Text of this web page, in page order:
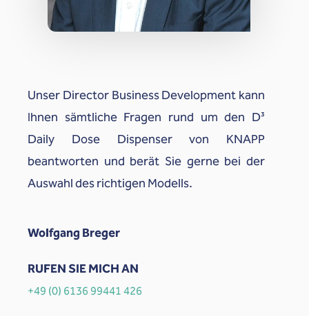
Unser Director Business Development kann
Ihnen sämtliche Fragen rund um den D³
Daily Dose Dispenser von KNAPP
beantworten und berät Sie gerne bei der
Auswahl des richtigen Modells.
Wolfgang Breger
RUFEN SIE MICH AN
+49 (0) 6136 99441 426